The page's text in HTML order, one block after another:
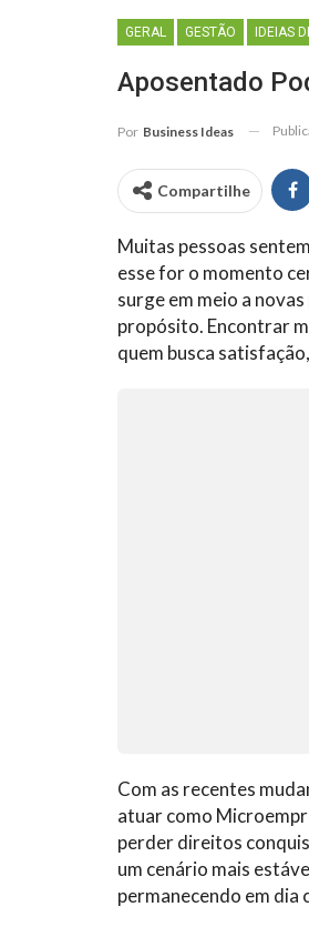
GERAL GESTÃO IDEIAS
Aposentado
Por Business Ideas
Compartilhe
Muitas pessoas
esse for o momento
surge em meio a
propósito. Encontrar
quem busca
Com as recentes
atuar como
perder direitos
um cenário mais
permanecendo em dia